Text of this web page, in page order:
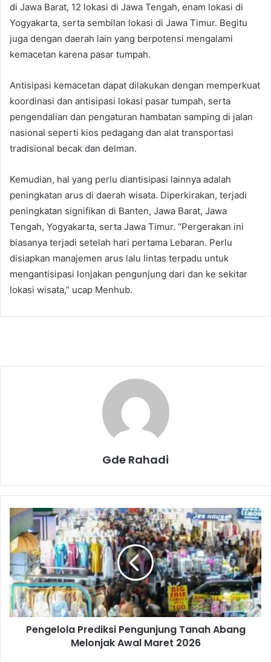
di Jawa Barat, 12 lokasi di Jawa Tengah, enam lokasi di
Yogyakarta, serta sembilan lokasi di Jawa Timur. Begitu
juga dengan daerah lain yang berpotensi mengalami
kemacetan karena pasar tumpah.
Antisipasi kemacetan dapat dilakukan dengan memperkuat
koordinasi dan antisipasi lokasi pasar tumpah, serta
pengendalian dan pengaturan hambatan samping di jalan
nasional seperti kios pedagang dan alat transportasi
tradisional becak dan delman.
Kemudian, hal yang perlu diantisipasi lainnya adalah
peningkatan arus di daerah wisata. Diperkirakan, terjadi
peningkatan signifikan di Banten, Jawa Barat, Jawa
Tengah, Yogyakarta, serta Jawa Timur. “Pergerakan ini
biasanya terjadi setelah hari pertama Lebaran. Perlu
disiapkan manajemen arus lalu lintas terpadu untuk
mengantisipasi lonjakan pengunjung dari dan ke sekitar
lokasi wisata,” ucap Menhub.
Gde Rahadi
P
n
g
e
l
o
l
a
Pengelola Prediksi Pengunjung Tanah Abang
Melonjak Awal Maret 2026